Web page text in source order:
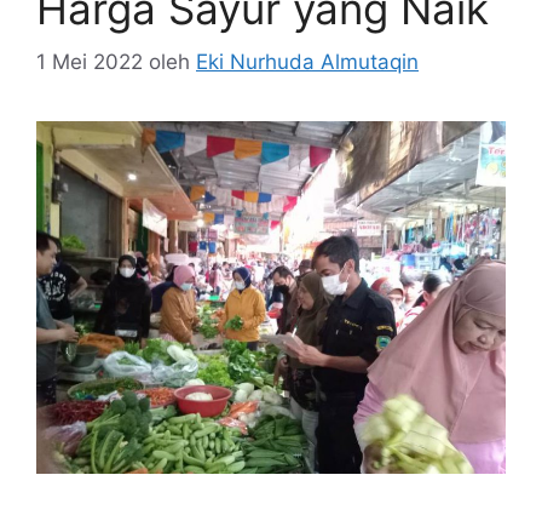
1 Mei 2022 oleh Eki Nurhuda Almutaqin